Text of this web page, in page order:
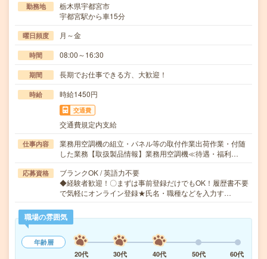
勤務地
栃木県宇都宮市
宇都宮駅から車15分
曜日頻度 月～金
時間 08:00～16:30
期間 長期でお仕事できる方、大歓迎！
時給 時給1450円
交通費
交通費規定内支給
仕事内容
業務用空調機の組立・パネル等の取付作業出荷作業・付随
した業務【取扱製品情報】業務用空調機≪待遇・福利…
応募資格
ブランクOK / 英語力不要
◆経験者歓迎！〇まずは事前登録だけでもOK！履歴書不要
で気軽にオンライン登録★氏名・職種などを入力す…
職場の雰囲気
年齢層
20代
30代 40代 50代 60代